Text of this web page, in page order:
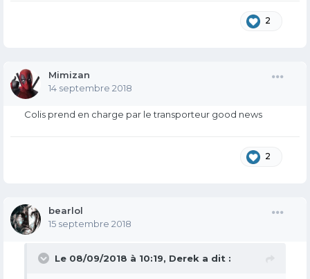
2
Mimizan
14 septembre 2018
Colis prend en charge par le transporteur good news
2
bearlol
15 septembre 2018
Le 08/09/2018 à 10:19, Derek a dit :